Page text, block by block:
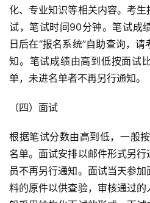
化、专业知识等相关内容。考
试，笔试时间90分钟。笔试成
日后在“报名系统”自助查询，
知。笔试成绩由高到低按面试
单，未进名单者不再另行通知。
（四）面试
根据笔试分数由高到低，一般
名单。面试安排以邮件形式另
员不再另行通知。面试当天参
料的原件以供查验，审核通过